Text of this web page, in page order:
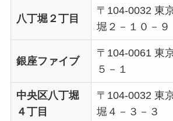
八丁堀２丁目
〒104-0032 東
堀２－１０－９
銀座ファイブ
〒104-0061 東
５－１
中央区八丁堀
４丁目
〒104-0032 東
堀４－３－３